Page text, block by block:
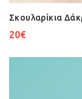
Σκουλαρίκια
20€